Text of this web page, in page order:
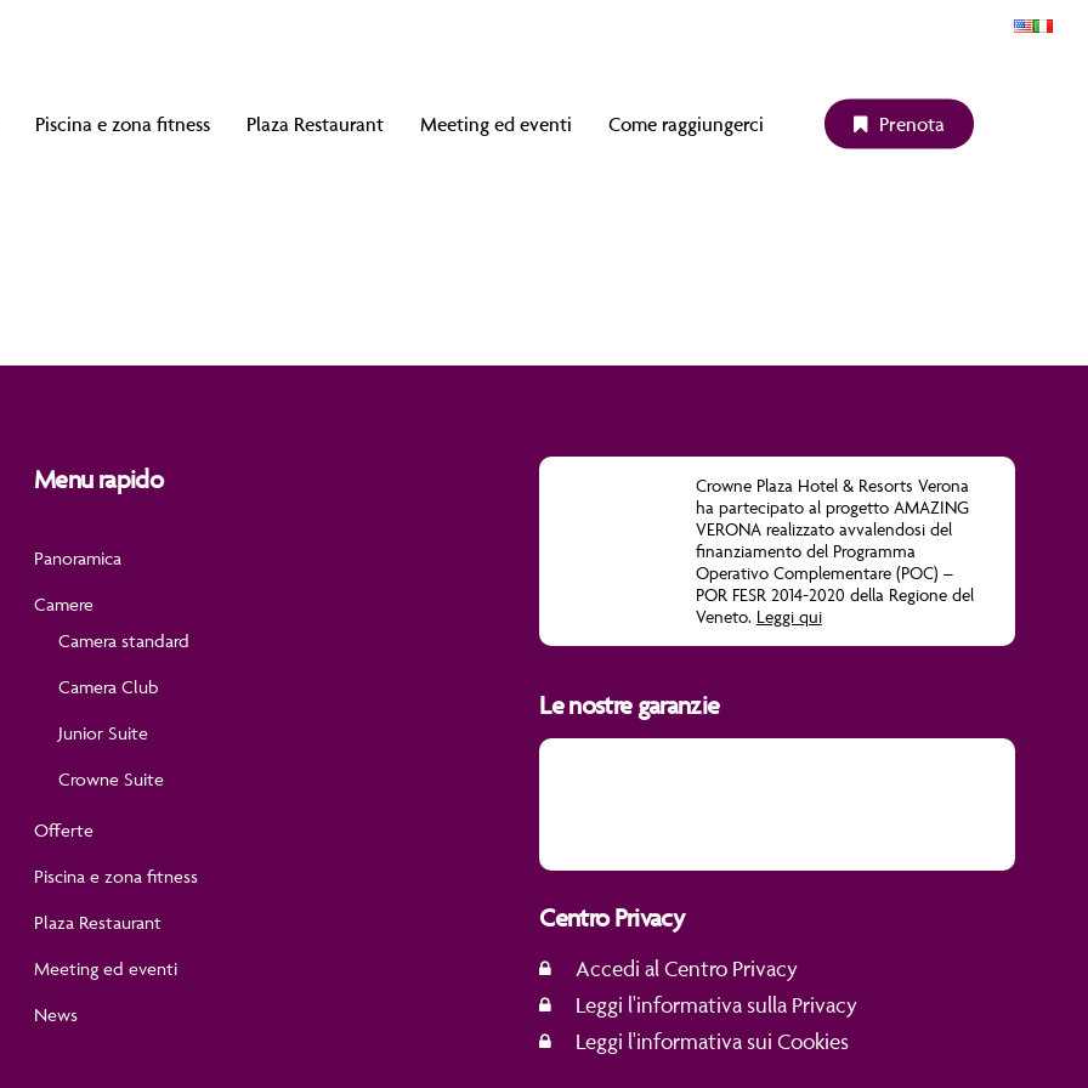
Piscina e zona fitness Plaza Restaurant Meeting ed eventi Come raggiungerci Prenota
Menu rapido
Panoramica
Camere
Camera standard
Camera Club
Junior Suite
Crowne Suite
Offerte
Piscina e zona fitness
Plaza Restaurant
Meeting ed eventi
News
Crowne Plaza Hotel & Resorts Verona
ha partecipato al progetto AMAZING
VERONArealizzato avvalendosi del
finanziamento del Programma
Operativo Complementare (POC) –
POR FESR 2014-2020 della Regione del
Veneto. Leggi qui
Le nostre garanzie
Centro Privacy
Accedi al Centro Privacy
Leggi l'informativa sulla Privacy
Leggi l'informativa sui Cookies
2026 included.